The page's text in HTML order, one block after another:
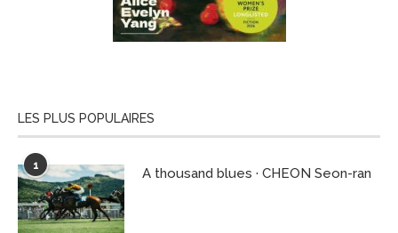
LES PLUS POPULAIRES
1 A thousand blues · CHEON Seon-ran